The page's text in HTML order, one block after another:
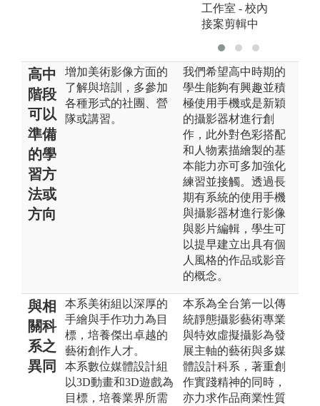
工作室 - 校內
接案剪輯中
高中
階段
可以
準備
的學
習方
法或
方向
增加美術影像方面的
了解與培訓，多參加
各種形式的社團、營
隊或講習。
我們希望高中時期的
學生能夠有興趣並積
極使用手機或是新穎
的攝影器材進行創
作，此外對色彩搭配
和人物素描繪製的基
本能力亦可多加強化
練習並接觸。透過長
期有系統的使用手機
與攝影器材進行影像
與影片編輯，學生可
以提早建立出具有個
人風格的作品或影音
的概念。
與相
關科
系之
異同
本系美術組以深厚的
手繪與手作功力為目
標，培養傑出卓越的
藝術創作人才。
本系數位媒體設計組
以3D動畫和3D遊戲為
目標，培養業界所需
本系為全台第一以傳
統靜態攝影藝術專業
與特效虛擬攝影為發
展主軸的藝術與多媒
體設計科系，著重創
作實踐精神的同時，
亦力求作品商業性質